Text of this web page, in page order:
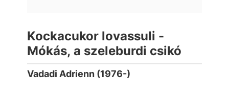
Kockacukor lovassuli -
Mókás, a szeleburdi csikó
Vadadi Adrienn (1976-)